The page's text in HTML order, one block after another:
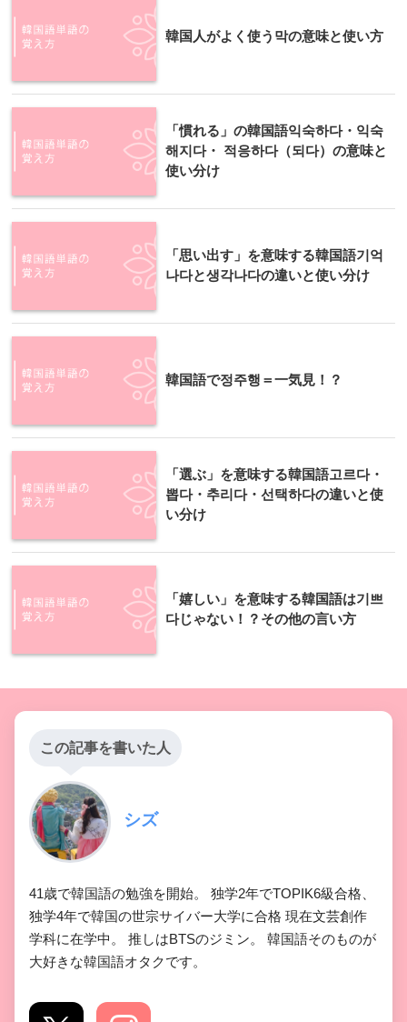
韓国人がよく使う막の意味と使い方
「慣れる」の韓国語익숙하다・익숙
해지다・ 적응하다（되다）の意味と
使い分け
「思い出す」を意味する韓国語기억
나다と생각나다の違いと使い分け
韓国語で정주행＝一気見！？
「選ぶ」を意味する韓国語고르다・
뽑다・추리다・선택하다の違いと使
い分け
「嬉しい」を意味する韓国語は기쁘
다じゃない！？その他の言い方
この記事を書いた人
シズ
41歳で韓国語の勉強を開始。 独学2年でTOPIK6級合格、
独学4年で韓国の世宗サイバー大学に合格 現在文芸創作
学科に在学中。 推しはBTSのジミン。 韓国語そのものが
大好きな韓国語オタクです。